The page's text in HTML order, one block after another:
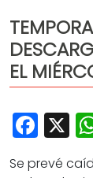
Capital
Policíaca
Cultura
Deportes
Opinión
EL
X
Se prevé